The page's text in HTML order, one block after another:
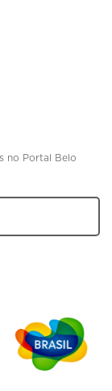
no Portal Belo